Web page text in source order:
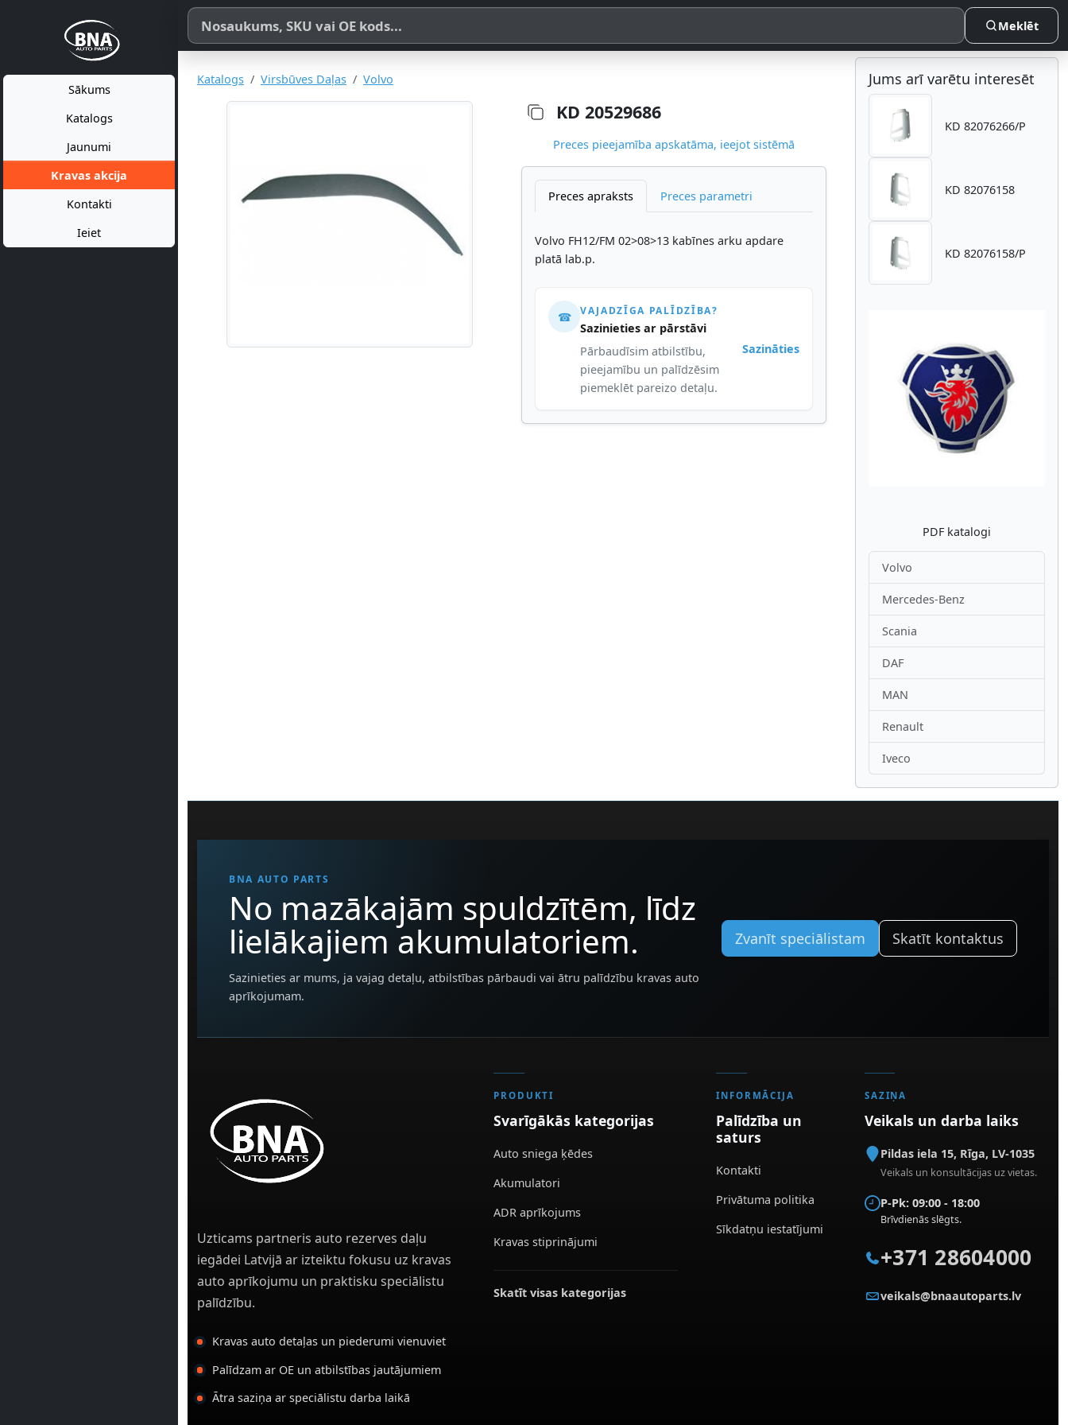
Sākums
Katalogs
Jaunumi
Kravas akcija
Kontakti
Ieiet
Meklēt pēc produkta nosaukuma, SKU vai OE koda
Meklēt
Katalogs Virsbūves Daļas Volvo
KD 20529686
Preces pieejamība apskatāma, ieejot sistēmā
Preces apraksts Preces parametri
Volvo FH12/FM 02>08>13 kabīnes arku apdare
platā lab.p.
☎ VAJADZĪGA PALĪDZĪBA?
Sazinieties ar pārstāvi
Pārbaudīsim atbilstību,
pieejamību un palīdzēsim
piemeklēt pareizo detaļu.
Sazināties
Jums arī varētu interesēt
KD 82076266/P
KD 82076158
KD 82076158/P
Atpakaļ
PDF katalogi
Volvo
Mercedes-Benz
Scania
DAF
MAN
Renault
Iveco
BNA AUTO PARTS
No mazākajām spuldzītēm, līdz
lielākajiem akumulatoriem.
Sazinieties ar mums, ja vajag detaļu, atbilstības pārbaudi vai ātru palīdzību kravas auto
aprīkojumam.
Zvanīt speciālistam Skatīt kontaktus
Uzticams partneris auto rezerves daļu
iegādei Latvijā ar izteiktu fokusu uz kravas
auto aprīkojumu un praktisku speciālistu
palīdzību.
Kravas auto detaļas un piederumi vienuviet
Palīdzam ar OE un atbilstības jautājumiem
Ātra saziņa ar speciālistu darba laikā
PRODUKTI
Svarīgākās kategorijas
Auto sniega ķēdes
Akumulatori
ADR aprīkojums
Kravas stiprinājumi
Skatīt visas kategorijas
INFORMĀCIJA
Palīdzība un
saturs
Kontakti
Privātuma politika
Sīkdatņu iestatījumi
SAZIŅA
Veikals un darba laiks
Pildas iela 15, Rīga, LV-1035
Veikals un konsultācijas uz vietas.
P-Pk: 09:00 - 18:00
Brīvdienās slēgts.
+371 28604000
veikals@bnaautoparts.lv